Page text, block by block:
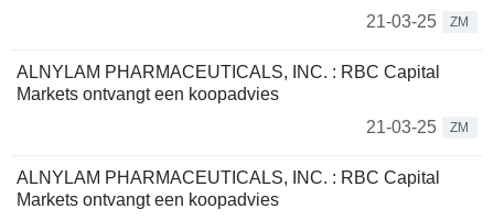
21-03-25
ZM
ALNYLAM PHARMACEUTICALS, INC. : RBC Capital
Markets ontvangt een koopadvies
21-03-25
ZM
ALNYLAM PHARMACEUTICALS, INC. : RBC Capital
Markets ontvangt een koopadvies